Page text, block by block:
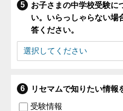
お子さまの中学校受験に
い。いらっしゃらない場
答ください。
リセマムで知りたい情報
受験情報